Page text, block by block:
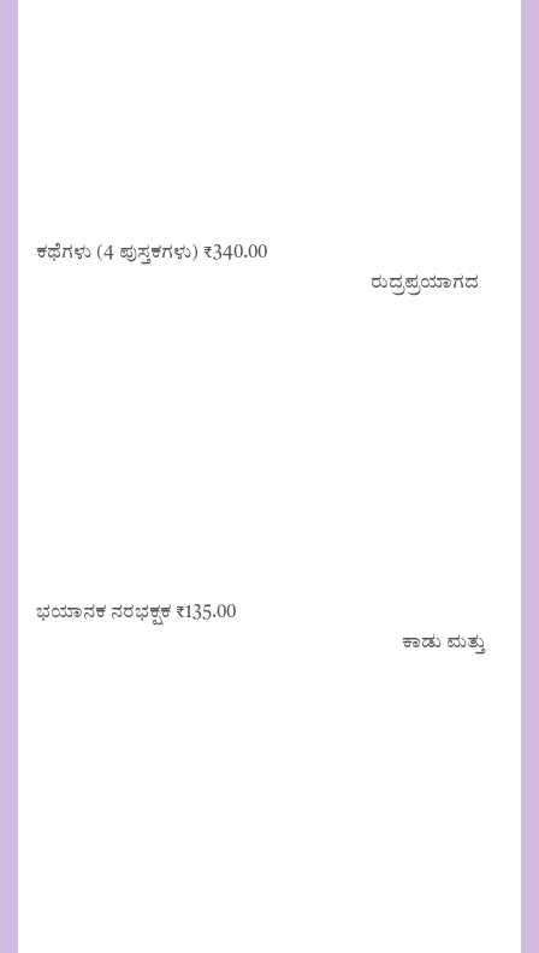
ಕಥೆಗಳು (4 ಪುಸ್ತಕಗಳು) ₹340.00
ರುದ್ರಪ್ರಯಾಗದ
ಭಯಾನಕ ನರಭಕ್ಷಕ ₹135.00
ಕಾಡು ಮತ್ತು